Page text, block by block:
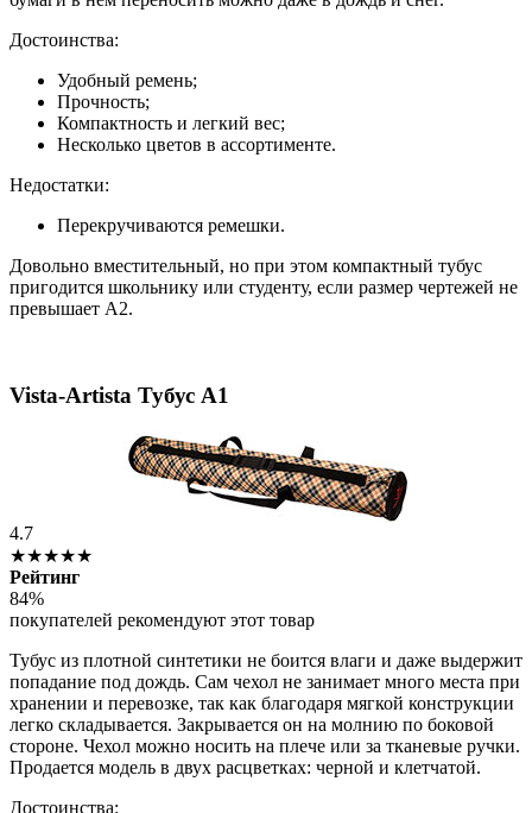
Достоинства:
Удобный ремень;
Прочность;
Компактность и легкий вес;
Несколько цветов в ассортименте.
Недостатки:
Перекручиваются ремешки.
Довольно вместительный, но при этом компактный тубус
пригодится школьнику или студенту, если размер чертежей не
превышает А2.
Vista-Artista Тубус А1
4.7
★★★★★
Рейтинг
84%
покупателей рекомендуют этот товар
Тубус из плотной синтетики не боится влаги и даже выдержит
попадание под дождь. Сам чехол не занимает много места при
хранении и перевозке, так как благодаря мягкой конструкции
легко складывается. Закрывается он на молнию по боковой
стороне. Чехол можно носить на плече или за тканевые ручки.
Продается модель в двух расцветках: черной и клетчатой.
Достоинства: